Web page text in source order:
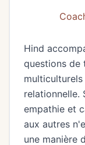
Hind
questions de
relationnelle.
empathie et
aux autres
une manière